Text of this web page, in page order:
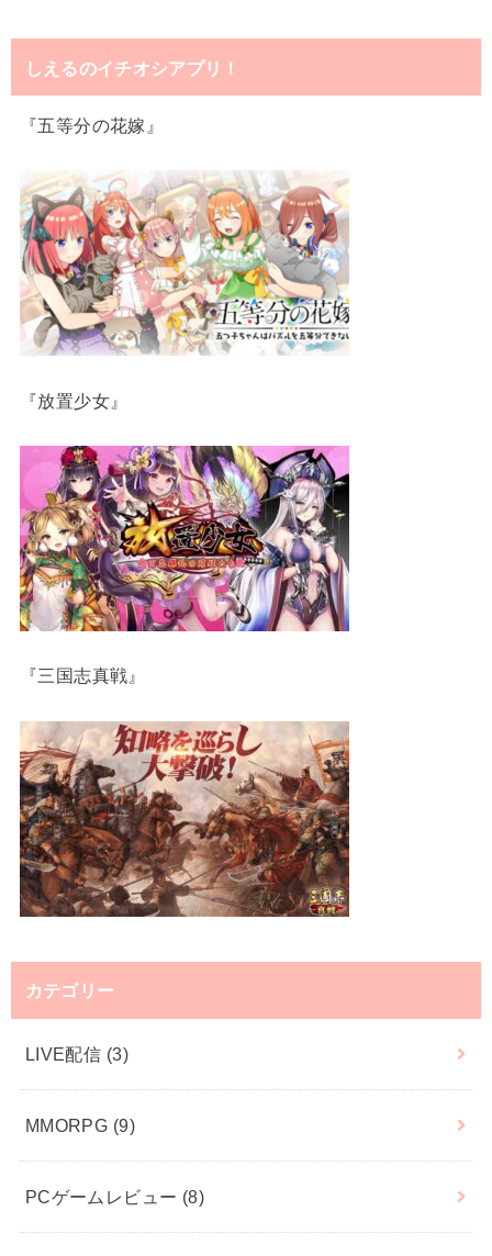
しえるのイチオシアプリ！
『五等分の花嫁』
『放置少女』
『三国志真戦』
カテゴリー
LIVE配信 (3)
MMORPG (9)
PCゲームレビュー (8)